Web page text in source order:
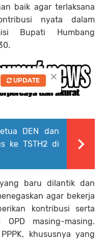
baik agar terlaksana
nyata dalam
Bupati Humbang
DEN dan
ke TSTH2 di
baru dilantik dan
agar bekerja
kontribusi serta
masing-masing.
khususnya yang
×
UPDATE